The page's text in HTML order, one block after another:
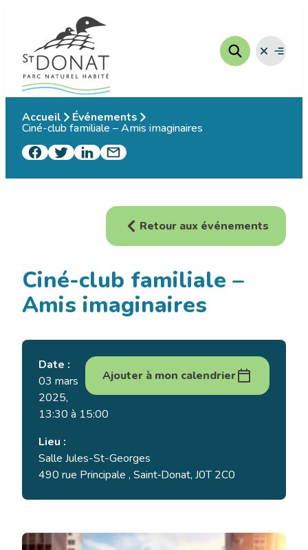
contenu
Fermer
le
Ouvrir
le
Accueil Événements
Ciné-club familiale – Amis imaginaires
Retour aux événements
Ciné-club familiale –
Amis imaginaires
Ajouter à mon calendrier
Date :
03 mars
2025,
13:30 à 15:00
Lieu :
Salle Jules-St-Georges
490 rue Principale , Saint‑Donat, J0T 2C0